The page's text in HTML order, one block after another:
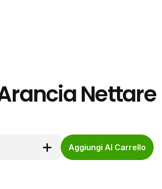
Nettare
Aggiungi Al Carrello